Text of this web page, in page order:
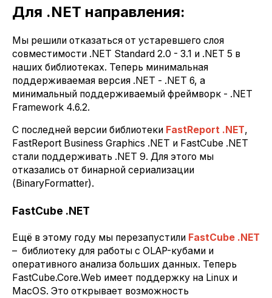
Для .NET направления:
Мы решили отказаться от устаревшего слоя
совместимости .NET Standard 2.0 - 3.1 и .NET 5 в
наших библиотеках. Теперь минимальная
поддерживаемая версия .NET - .NET 6, а
минимальный поддерживаемый фреймворк - .NET
Framework 4.6.2.
С последней версии библиотеки FastReport .NET,
FastReport Business Graphics .NET и FastCube .NET
стали поддерживать .NET 9. Для этого мы
отказались от бинарной сериализации
(BinaryFormatter).
FastCube .NET
Ещё в этому году мы перезапустили FastCube .NET
– библиотеку для работы с OLAP-кубами и
оперативного анализа больших данных. Теперь
FastCube.Core.Web имеет поддержку на Linux и
MacOS. Это открывает возможность